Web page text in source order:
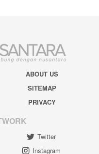
ABOUT US
SITEMAP
PRIVACY
Twitter
Instagram